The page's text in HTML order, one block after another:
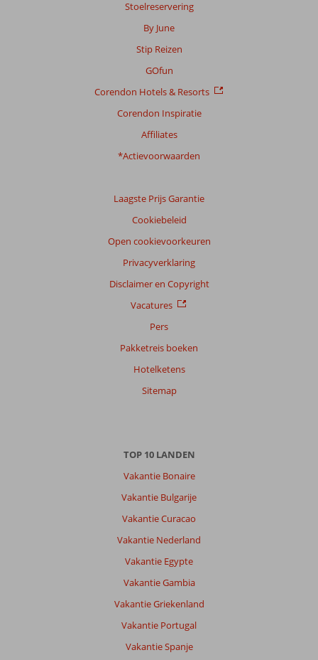
Stoelreservering
By June
Stip Reizen
GOfun
Corendon Hotels & Resorts
Corendon Inspiratie
Affiliates
*Actievoorwaarden
Laagste Prijs Garantie
Cookiebeleid
Open cookievoorkeuren
Privacyverklaring
Disclaimer en Copyright
Vacatures
Pers
Pakketreis boeken
Hotelketens
Sitemap
TOP 10 LANDEN
Vakantie Bonaire
Vakantie Bulgarije
Vakantie Curacao
Vakantie Nederland
Vakantie Egypte
Vakantie Gambia
Vakantie Griekenland
Vakantie Portugal
Vakantie Spanje